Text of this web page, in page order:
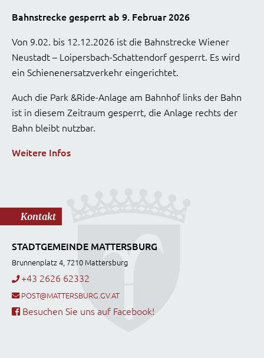
Bahnstrecke gesperrt ab 9. Februar 2026
Von 9.02. bis 12.12.2026 ist die Bahnstrecke Wiener
Neustadt – Loipersbach-Schattendorf gesperrt. Es wird
ein Schienenersatzverkehr eingerichtet.
Auch die Park &Ride-Anlage am Bahnhof links der Bahn
ist in diesem Zeitraum gesperrt, die Anlage rechts der
Bahn bleibt nutzbar.
Weitere Infos
Kontakt
STADTGEMEINDE MATTERSBURG
Brunnenplatz 4, 7210 Mattersburg
+43 2626 62332
POST@MATTERSBURG.GV.AT
Besuchen Sie uns auf Facebook!